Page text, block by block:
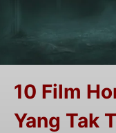
10 Film
Yang Tak